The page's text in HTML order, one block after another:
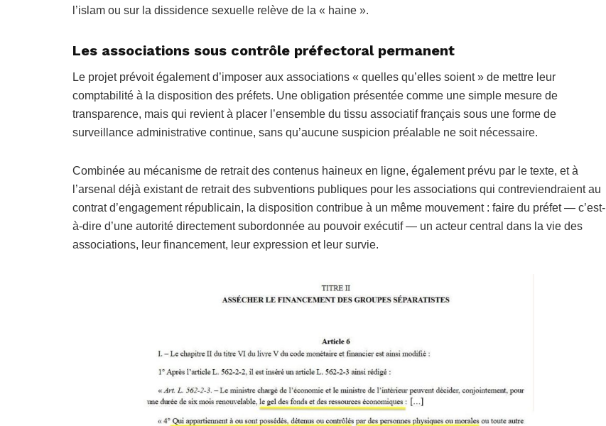
l’islam ou sur la dissidence sexuelle relève de la « haine ».
Les associations sous contrôle préfectoral permanent
Le projet prévoit également d’imposer aux associations « quelles qu’elles soient » de mettre leur
comptabilité à la disposition des préfets. Une obligation présentée comme une simple mesure de
transparence, mais qui revient à placer l’ensemble du tissu associatif français sous une forme de
surveillance administrative continue, sans qu’aucune suspicion préalable ne soit nécessaire.
Combinée au mécanisme de retrait des contenus haineux en ligne, également prévu par le texte, et à
l’arsenal déjà existant de retrait des subventions publiques pour les associations qui contreviendraient au
contrat d’engagement républicain, la disposition contribue à un même mouvement : faire du préfet — c’est-
à-dire d’une autorité directement subordonnée au pouvoir exécutif — un acteur central dans la vie des
associations, leur financement, leur expression et leur survie.